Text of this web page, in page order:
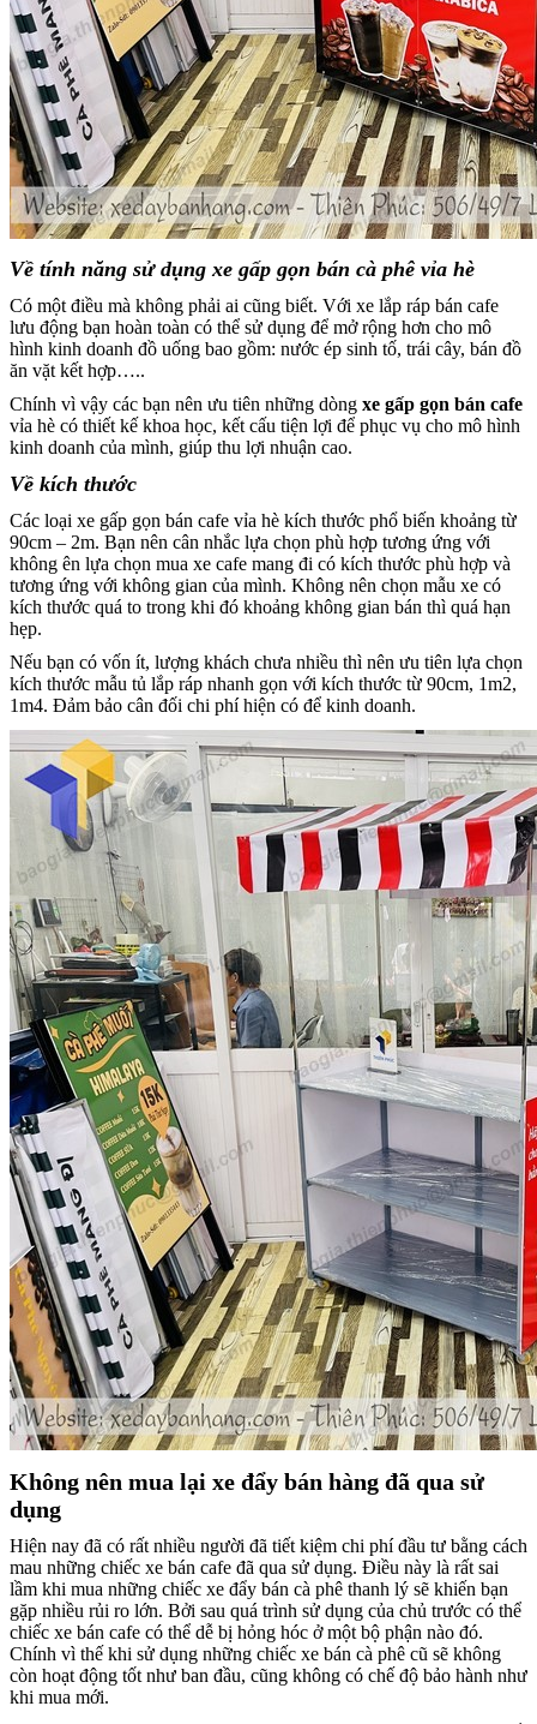
Về tính năng sử dụng xe gấp gọn bán cà phê vỉa hè
Có một điều mà không phải ai cũng biết. Với xe lắp ráp bán cafe
lưu động bạn hoàn toàn có thể sử dụng để mở rộng hơn cho mô
hình kinh doanh đồ uống bao gồm: nước ép sinh tố, trái cây, bán đồ
ăn vặt kết hợp…..
Chính vì vậy các bạn nên ưu tiên những dòng xe gấp gọn bán cafe
vỉa hè có thiết kế khoa học, kết cấu tiện lợi để phục vụ cho mô hình
kinh doanh của mình, giúp thu lợi nhuận cao.
Về kích thước
Các loại xe gấp gọn bán cafe vỉa hè kích thước phổ biến khoảng từ
90cm – 2m. Bạn nên cân nhắc lựa chọn phù hợp tương ứng với
không ên lựa chọn mua xe cafe mang đi có kích thước phù hợp và
tương ứng với không gian của mình. Không nên chọn mẫu xe có
kích thước quá to trong khi đó khoảng không gian bán thì quá hạn
hẹp.
Nếu bạn có vốn ít, lượng khách chưa nhiều thì nên ưu tiên lựa chọn
kích thước mẫu tủ lắp ráp nhanh gọn với kích thước từ 90cm, 1m2,
1m4. Đảm bảo cân đối chi phí hiện có để kinh doanh.
Không nên mua lại xe đẩy bán hàng đã qua sử
dụng
Hiện nay đã có rất nhiều người đã tiết kiệm chi phí đầu tư bằng cách
mau những chiếc xe bán cafe đã qua sử dụng. Điều này là rất sai
lầm khi mua những chiếc xe đẩy bán cà phê thanh lý sẽ khiến bạn
gặp nhiều rủi ro lớn. Bởi sau quá trình sử dụng của chủ trước có thể
chiếc xe bán cafe có thể dễ bị hỏng hóc ở một bộ phận nào đó.
Chính vì thế khi sử dụng những chiếc xe bán cà phê cũ sẽ không
còn hoạt động tốt như ban đầu, cũng không có chế độ bảo hành như
khi mua mới.